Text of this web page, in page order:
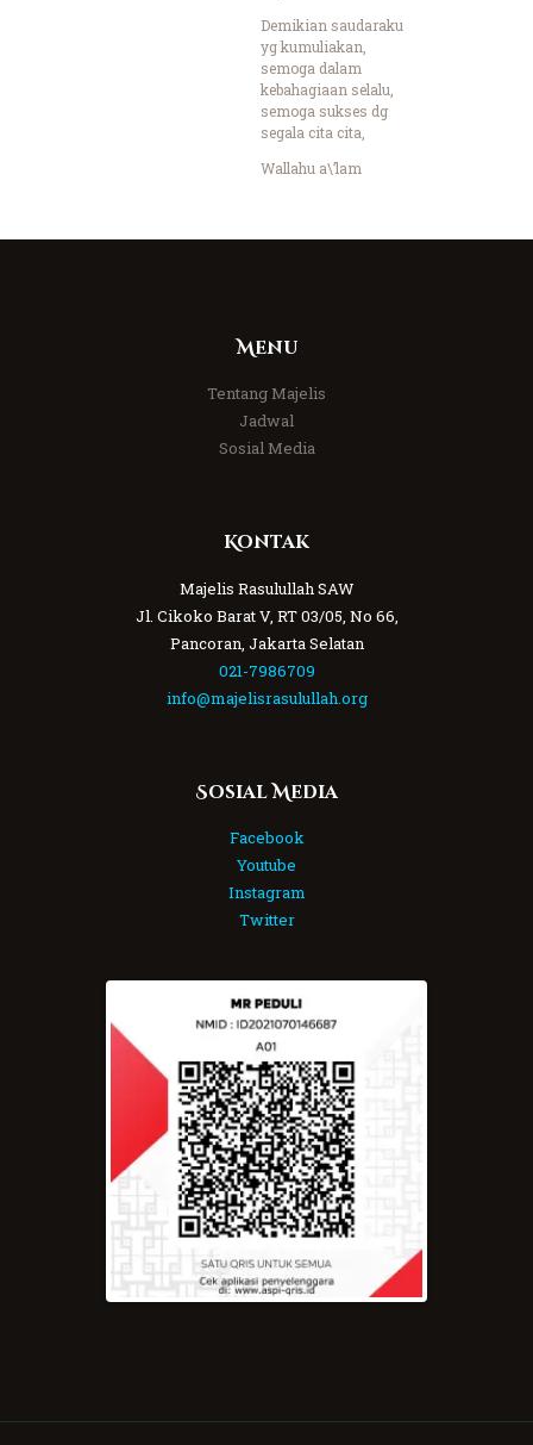
Demikian saudaraku
yg kumuliakan,
semoga dalam
kebahagiaan selalu,
semoga sukses dg
segala cita cita,
Wallahu a\’lam
Menu
Tentang Majelis
Jadwal
Sosial Media
Kontak
Majelis Rasulullah SAW
Jl. Cikoko Barat V, RT 03/05, No 66,
Pancoran, Jakarta Selatan
021-7986709
info@majelisrasulullah.org
Sosial Media
Facebook
Youtube
Instagram
Twitter